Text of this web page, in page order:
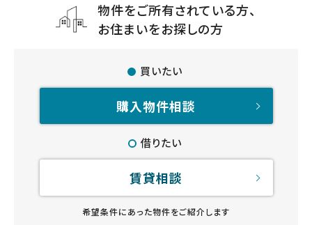
物件をご所有されている方、
お住まいをお探しの方
買いたい
購入物件相談
借りたい
賃貸相談
希望条件にあった物件をご紹介します